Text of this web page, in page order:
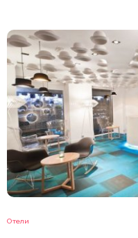
Отели